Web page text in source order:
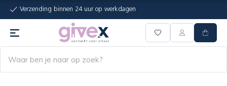
Verzending binnen 24 uur op werkdagen